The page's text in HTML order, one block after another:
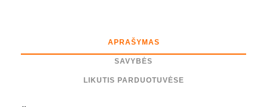
APRAŠYMAS
SAVYBĖS
LIKUTIS PARDUOTUVĖSE